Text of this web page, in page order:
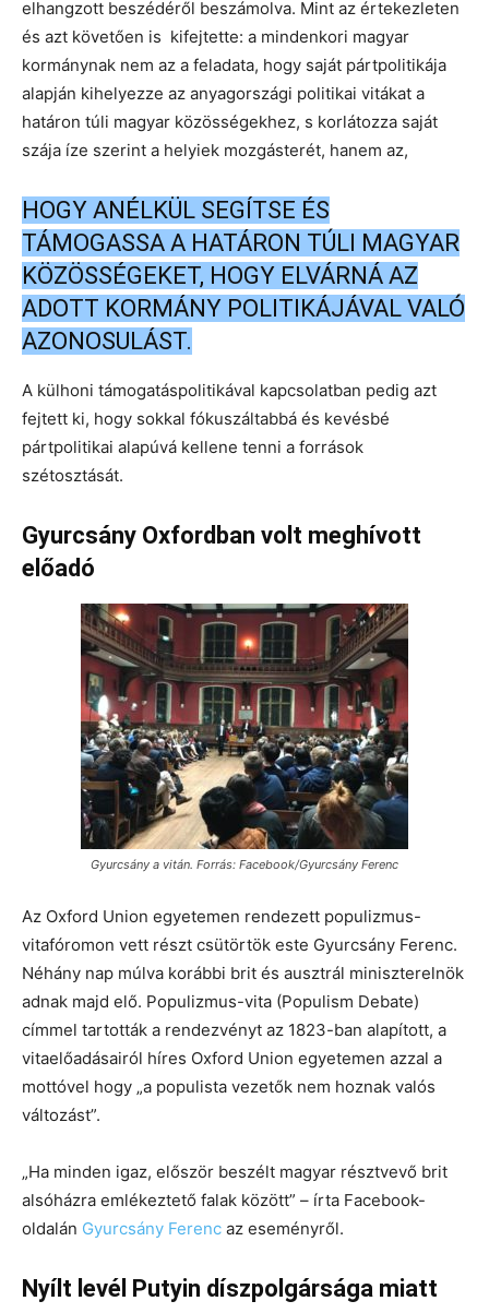
elhangzott beszédéről beszámolva. Mint az értekezleten
és azt követően is kifejtette: a mindenkori magyar
kormánynak nem az a feladata, hogy saját pártpolitikája
alapján kihelyezze az anyagországi politikai vitákat a
határon túli magyar közösségekhez, s korlátozza saját
szája íze szerint a helyiek mozgásterét, hanem az,
HOGY ANÉLKÜL SEGÍTSE ÉS
TÁMOGASSA A HATÁRON TÚLI MAGYAR
KÖZÖSSÉGEKET, HOGY ELVÁRNÁ AZ
ADOTT KORMÁNY POLITIKÁJÁVAL VALÓ
AZONOSULÁST.
A külhoni támogatáspolitikával kapcsolatban pedig azt
fejtett ki, hogy sokkal fókuszáltabbá és kevésbé
pártpolitikai alapúvá kellene tenni a források
szétosztását.
Gyurcsány Oxfordban volt meghívott
előadó
Gyurcsány a vitán. Forrás: Facebook/Gyurcsány Ferenc
Az Oxford Union egyetemen rendezett populizmus-
vitafóromon vett részt csütörtök este Gyurcsány Ferenc.
Néhány nap múlva korábbi brit és ausztrál miniszterelnök
adnak majd elő. Populizmus-vita (Populism Debate)
címmel tartották a rendezvényt az 1823-ban alapított, a
vitaelőadásairól híres Oxford Union egyetemen azzal a
mottóvel hogy „a populista vezetők nem hoznak valós
változást”.
„Ha minden igaz, először beszélt magyar résztvevő brit
alsóházra emlékeztető falak között” – írta Facebook-
oldalán Gyurcsány Ferenc az eseményről.
Nyílt levél Putyin díszpolgársága miatt